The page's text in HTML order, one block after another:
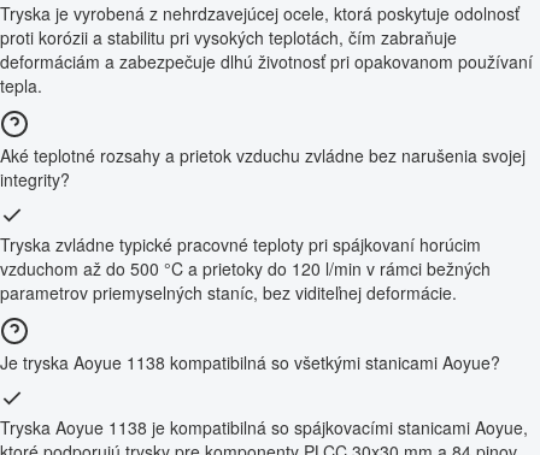
Tryska je vyrobená z nehrdzavejúcej ocele, ktorá poskytuje odolnosť
proti korózii a stabilitu pri vysokých teplotách, čím zabraňuje
deformáciám a zabezpečuje dlhú životnosť pri opakovanom používaní
tepla.
Aké teplotné rozsahy a prietok vzduchu zvládne bez narušenia svojej
integrity?
Tryska zvládne typické pracovné teploty pri spájkovaní horúcim
vzduchom až do 500 °C a prietoky do 120 l/min v rámci bežných
parametrov priemyselných staníc, bez viditeľnej deformácie.
Je tryska Aoyue 1138 kompatibilná so všetkými stanicami Aoyue?
Tryska Aoyue 1138 je kompatibilná so spájkovacími stanicami Aoyue,